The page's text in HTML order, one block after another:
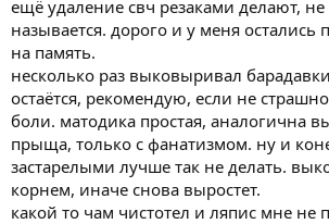
ещё удаление свч резаками делают,
называется. дорого и у меня
на память.
несколько раз выковыривал
остаётся, рекомендую, если не
боли. матодика простая, аналогична
прыща, только с фанатизмом. ну и
застарелыми лучше так не делать.
корнем, иначе снова выростет.
какой то чам чистотел и ляпис мне не